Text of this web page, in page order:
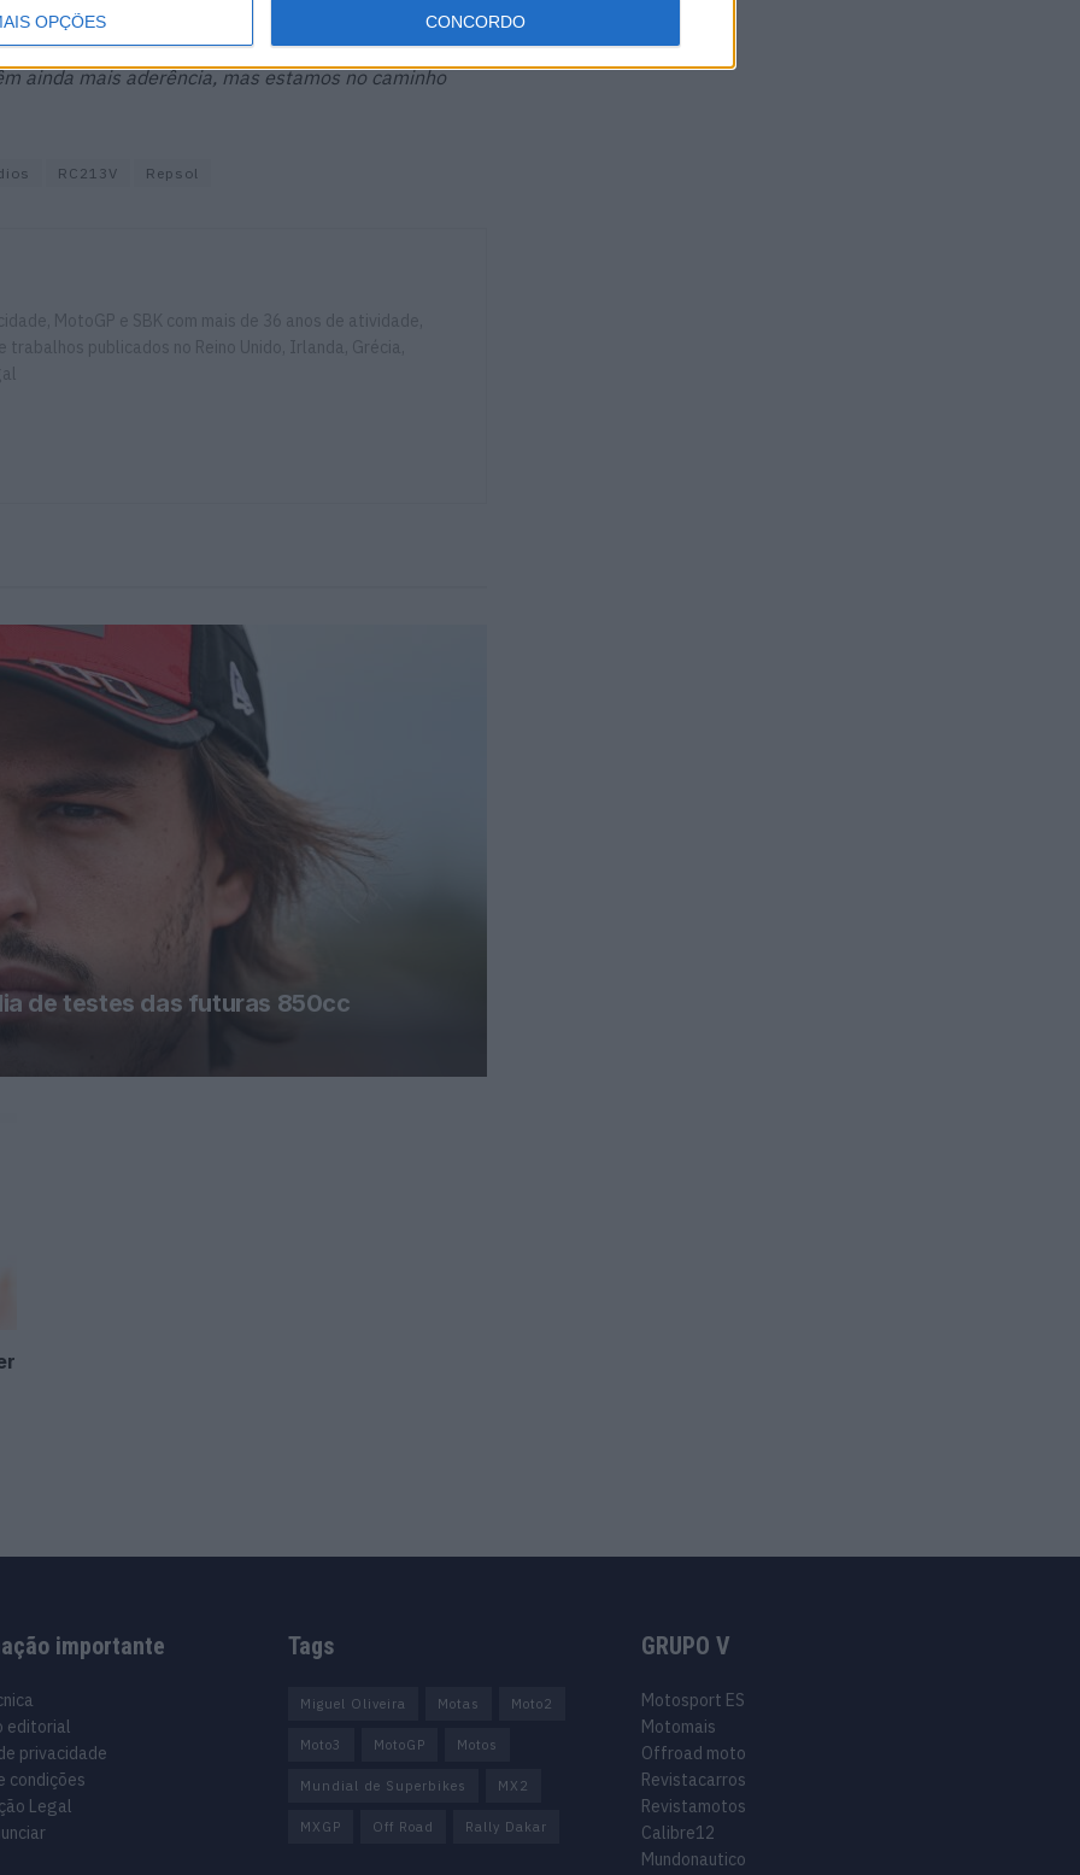
OPÇÕES CONCORDO
Depois disso, não avançamos, com a falta de tração
como controlar isso. Agora temos mais aderência.
ainda mais aderência, mas estamos no caminho
RC213V Repsol
MotoGP e SBK com mais de 36 anos de atividade,
trabalhos publicados no Reino Unido, Irlanda, Grécia,
de testes das futuras 850cc
importante
editorial
privacidade
condições
Legal
Tags
Miguel Oliveira Motas Moto2
Moto3 MotoGP Motos
Mundial de Superbikes MX2
MXGP Off Road Rally Dakar
GRUPO V
Motosport ES
Motomais
Offroad moto
Revistacarros
Revistamotos
Calibre12
Mundonautico